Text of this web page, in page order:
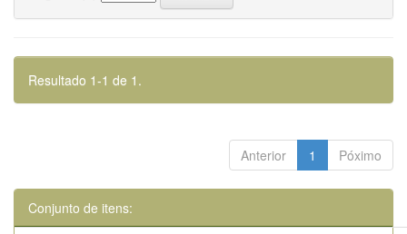
Resultado 1-1 de 1.
Anterior 1 Póximo
Conjunto de itens: